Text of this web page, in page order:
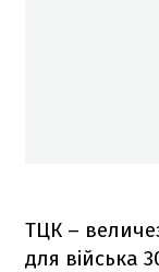
ТЦК –
для війська